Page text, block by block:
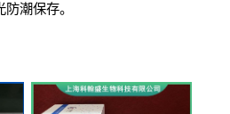
防潮保存。